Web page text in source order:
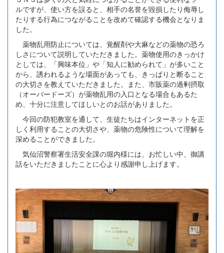
ルですが、使い方を誤ると、相手の名誉を毀損したり侮辱し
たりする行為につながることを改めて確認する機会となりま
した。
薬物乱用防止については、覚醒剤や大麻などの薬物の恐ろ
しさについて説明していただきました。薬物使用のきっかけ
としては、「興味本位」や「知人に勧められて」が多いこと
から、誘われるような場面があっても、きっぱりと断ること
の大切さを教えていただきました。また、市販薬の過剰摂取
（オーバードーズ）が薬物乱用の入口となる場合もあるた
め、十分に注意してほしいとのお話がありました。
今回の防犯教室を通して、生徒たちはインターネットを正
しく利用することの大切さや、薬物の危険性について理解を
深めることができました。
気仙沼警察署生活安全課の堀内様には、お忙しい中、御講
話をいただきましたことに心より感謝申し上げます。